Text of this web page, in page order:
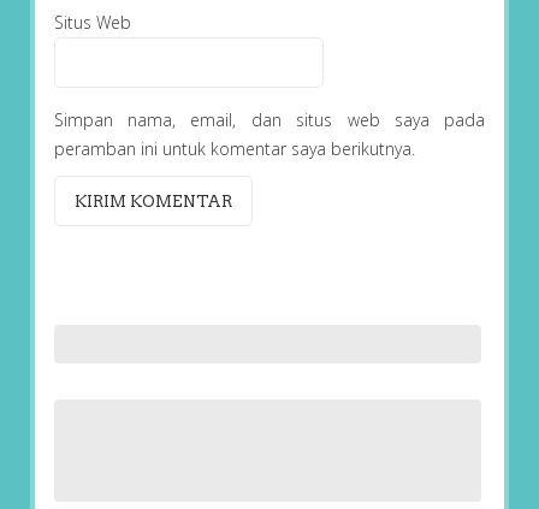
Situs Web
Simpan nama, email, dan situs web saya pada
peramban ini untuk komentar saya berikutnya.